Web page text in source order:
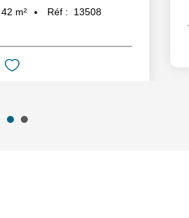
42 m² Réf : 13508